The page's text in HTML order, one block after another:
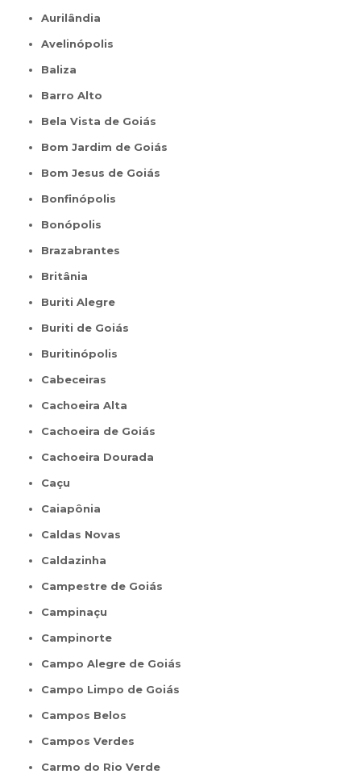
Aurilândia
Avelinópolis
Baliza
Barro Alto
Bela Vista de Goiás
Bom Jardim de Goiás
Bom Jesus de Goiás
Bonfinópolis
Bonópolis
Brazabrantes
Britânia
Buriti Alegre
Buriti de Goiás
Buritinópolis
Cabeceiras
Cachoeira Alta
Cachoeira de Goiás
Cachoeira Dourada
Caçu
Caiapônia
Caldas Novas
Caldazinha
Campestre de Goiás
Campinaçu
Campinorte
Campo Alegre de Goiás
Campo Limpo de Goiás
Campos Belos
Campos Verdes
Carmo do Rio Verde